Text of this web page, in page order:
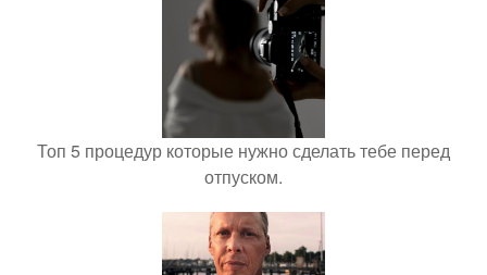
Топ 5 процедур которые нужно сделать тебе перед
отпуском.